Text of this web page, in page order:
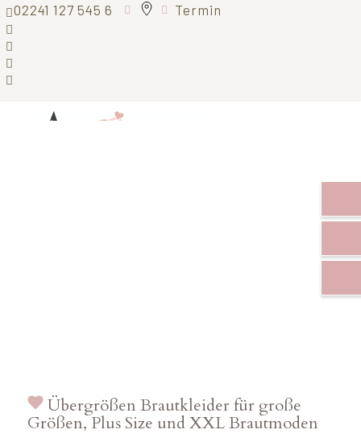
02241 127 545 6 Termin
Übergrößen Brautkleider für große
Größen, Plus Size und XXL Brautmoden